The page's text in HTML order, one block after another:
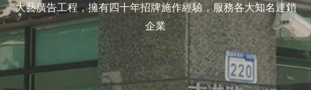
大藝廣告工程，擁有四十年招牌施作經驗，服務各大知名連鎖
企業